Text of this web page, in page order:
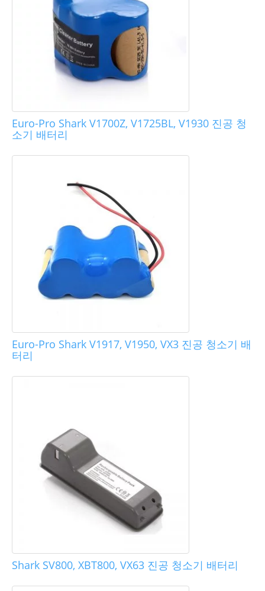
Euro-Pro Shark V1700Z, V1725BL, V1930 진공 청
소기 배터리
Euro-Pro Shark V1917, V1950, VX3 진공 청소기 배
터리
Shark SV800, XBT800, VX63 진공 청소기 배터리